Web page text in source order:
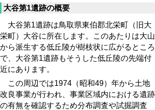
大谷第1遺跡の概要
大谷第1遺跡は鳥取県東伯郡北栄町（旧大
栄町）大谷に所在します。このあたりは大山
から派生する低丘陵が樹枝状に広がるところ
で、大谷第1遺跡もそうした低丘陵の先端付
近にあります。
この周辺では1974（昭和49）年から土地
改良事業が行われ、事業区域内における遺跡
の有無を確認するため分布調査や試掘調査